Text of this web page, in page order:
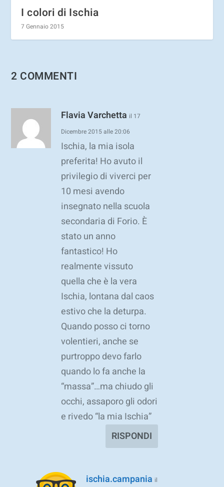
I colori di Ischia
7 Gennaio 2015
2 COMMENTI
Flavia Varchetta il 17
Dicembre 2015 alle 20:06
Ischia, la mia isola
preferita! Ho avuto il
privilegio di viverci per
10 mesi avendo
insegnato nella scuola
secondaria di Forio. È
stato un anno
fantastico! Ho
realmente vissuto
quella che è la vera
Ischia, lontana dal caos
estivo che la deturpa.
Quando posso ci torno
volentieri, anche se
purtroppo devo farlo
quando lo fa anche la
“massa”…ma chiudo gli
occhi, assaporo gli odori
e rivedo “la mia Ischia”
RISPONDI
ischia.campania il